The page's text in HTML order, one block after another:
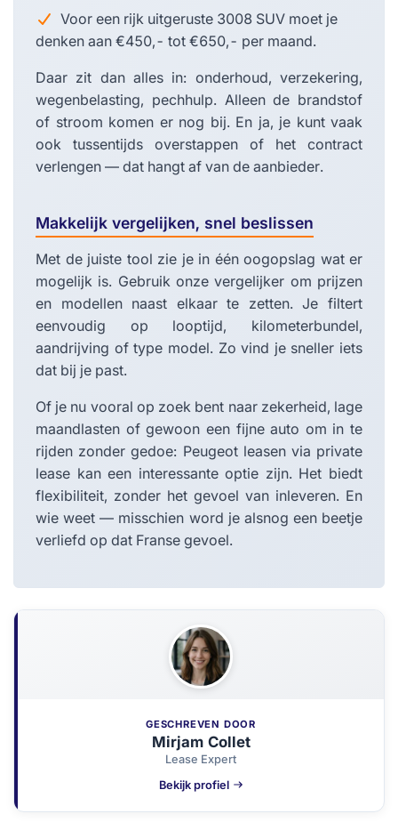
Voor een rijk uitgeruste 3008 SUV moet je
denken aan €450,- tot €650,- per maand.
Daar zit dan alles in: onderhoud, verzekering,
wegenbelasting, pechhulp. Alleen de brandstof
of stroom komen er nog bij. En ja, je kunt vaak
ook tussentijds overstappen of het contract
verlengen — dat hangt af van de aanbieder.
Makkelijk vergelijken, snel beslissen
Met de juiste tool zie je in één oogopslag wat er
mogelijk is. Gebruik onze vergelijker om prijzen
en modellen naast elkaar te zetten. Je filtert
eenvoudig op looptijd, kilometerbundel,
aandrijving of type model. Zo vind je sneller iets
dat bij je past.
Of je nu vooral op zoek bent naar zekerheid, lage
maandlasten of gewoon een fijne auto om in te
rijden zonder gedoe: Peugeot leasen via private
lease kan een interessante optie zijn. Het biedt
flexibiliteit, zonder het gevoel van inleveren. En
wie weet — misschien word je alsnog een beetje
verliefd op dat Franse gevoel.
GESCHREVEN DOOR
Mirjam Collet
Lease Expert
Bekijk profiel